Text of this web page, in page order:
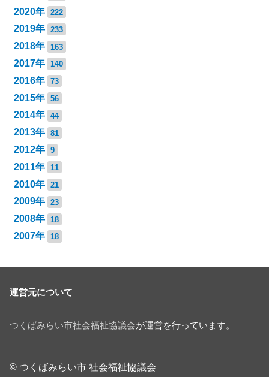
2020年 222
2019年 233
2018年 163
2017年 140
2016年 73
2015年 56
2014年 44
2013年 81
2012年 9
2011年 11
2010年 21
2009年 23
2008年 18
2007年 18
運営元について
つくばみらい市社会福祉協議会が運営を行っています。
© つくばみらい市 社会福祉協議会